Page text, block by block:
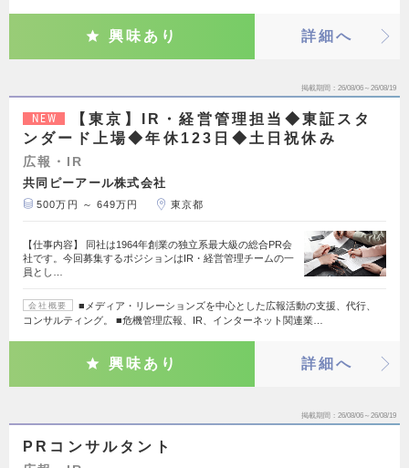
興味あり 詳細へ
掲載期間 26/08/06～26/08/19
NEW
【東京】IR・経営管理担当◆東証スタ
ンダード上場◆年休123日◆土日祝休み
広報・IR
共同ピーアール株式会社
500万円 ～ 649万円 東京都
【仕事内容】 同社は1964年創業の独立系最大級の総合PR会
社です。今回募集するポジションはIR・経営管理チームの一
員とし…
会社概要
■メディア・リレーションズを中心とした広報活動の支援、代行、
コンサルティング。 ■危機管理広報、IR、インターネット関連業…
興味あり 詳細へ
掲載期間 26/08/06～26/08/19
PRコンサルタント